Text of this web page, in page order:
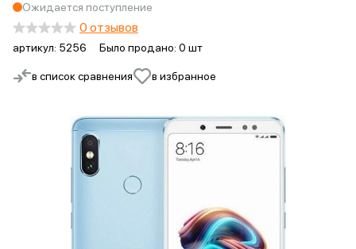
в список сравнения в избранное
Ожидается поступление
артикул: 5256 Было продано: 0 шт
0 отзывов